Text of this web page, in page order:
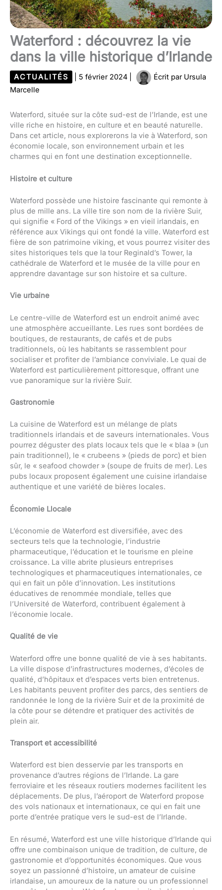
Waterford : découvrez la vie
dans la ville historique d’Irlande
ACTUALITÉS 5 février 2024 Écrit par Ursula
Marcelle
Waterford, située sur la côte sud-est de l’Irlande, est une
ville riche en histoire, en culture et en beauté naturelle.
Dans cet article, nous explorerons la vie à Waterford, son
économie locale, son environnement urbain et les
charmes qui en font une destination exceptionnelle.
Histoire et culture
Waterford possède une histoire fascinante qui remonte à
plus de mille ans. La ville tire son nom de la rivière Suir,
qui signifie « Ford of the Vikings » en vieil irlandais, en
référence aux Vikings qui ont fondé la ville. Waterford est
fière de son patrimoine viking, et vous pourrez visiter des
sites historiques tels que la tour Reginald’s Tower, la
cathédrale de Waterford et le musée de la ville pour en
apprendre davantage sur son histoire et sa culture.
Vie urbaine
Le centre-ville de Waterford est un endroit animé avec
une atmosphère accueillante. Les rues sont bordées de
boutiques, de restaurants, de cafés et de pubs
traditionnels, où les habitants se rassemblent pour
socialiser et profiter de l’ambiance conviviale. Le quai de
Waterford est particulièrement pittoresque, offrant une
vue panoramique sur la rivière Suir.
Gastronomie
La cuisine de Waterford est un mélange de plats
traditionnels irlandais et de saveurs internationales. Vous
pourrez déguster des plats locaux tels que le « blaa » (un
pain traditionnel), le « crubeens » (pieds de porc) et bien
sûr, le « seafood chowder » (soupe de fruits de mer). Les
pubs locaux proposent également une cuisine irlandaise
authentique et une variété de bières locales.
Économie Llocale
L’économie de Waterford est diversifiée, avec des
secteurs tels que la technologie, l’industrie
pharmaceutique, l’éducation et le tourisme en pleine
croissance. La ville abrite plusieurs entreprises
technologiques et pharmaceutiques internationales, ce
qui en fait un pôle d’innovation. Les institutions
éducatives de renommée mondiale, telles que
l’Université de Waterford, contribuent également à
l’économie locale.
Qualité de vie
Waterford offre une bonne qualité de vie à ses habitants.
La ville dispose d’infrastructures modernes, d’écoles de
qualité, d’hôpitaux et d’espaces verts bien entretenus.
Les habitants peuvent profiter des parcs, des sentiers de
randonnée le long de la rivière Suir et de la proximité de
la côte pour se détendre et pratiquer des activités de
plein air.
Transport et accessibilité
Waterford est bien desservie par les transports en
provenance d’autres régions de l’Irlande. La gare
ferroviaire et les réseaux routiers modernes facilitent les
déplacements. De plus, l’aéroport de Waterford propose
des vols nationaux et internationaux, ce qui en fait une
porte d’entrée pratique vers le sud-est de l’Irlande.
En résumé, Waterford est une ville historique d’Irlande qui
offre une combinaison unique de tradition, de culture, de
gastronomie et d’opportunités économiques. Que vous
soyez un passionné d’histoire, un amateur de cuisine
irlandaise, un amoureux de la nature ou un professionnel